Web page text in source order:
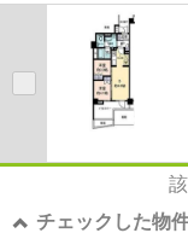
しております！最新の情報は
チェックした物